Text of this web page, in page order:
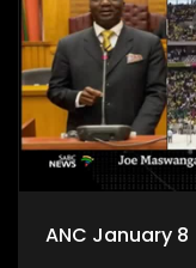
ANC January 8